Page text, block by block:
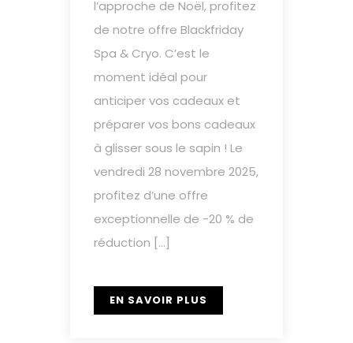
l’approche de Noël, profitez
de notre offre Blackfriday
Spa & Cryo. C’est le
moment idéal pour
anticiper vos cadeaux et
préparer vos bons cadeaux
à glisser sous le sapin ! Le
vendredi 28 novembre 2025,
profitez d’une offre
exceptionnelle de -20 % de
réduction […]
EN SAVOIR PLUS